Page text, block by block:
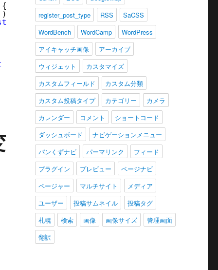
{
) {
) == 'attachment' ) {
);
register_post_type
RSS
SaCSS
WordBench
WordCamp
WordPress
アイキャッチ画像
アーカイブ
ウィジェット
カスタマイズ
カスタムフィールド
カスタム分類
カスタム投稿タイプ
カテゴリー
カメラ
カレンダー
コメント
ショートコード
ダッシュボード
ナビゲーションメニュー
パンくずナビ
パーマリンク
フィード
プラグイン
プレビュー
ページナビ
ページャー
マルチサイト
メディア
ユーザー
投稿サムネイル
投稿タグ
札幌
検索 画像 画像サイズ
管理画面
翻訳